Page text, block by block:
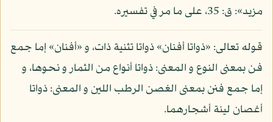
مزيد»: ق: 35، على ما مر في تفسيره.
قوله تعالى: «ذواتا أفنان» ذواتا تثنية ذات، و «أفنان» إما جمع
فن بمعنى النوع و المعنى: ذواتا أنواع من الثمار و نحوها، و
إما جمع فنن بمعنى الغصن الرطب اللين و المعنى: ذواتا
أغصان لينة أشجارهما.